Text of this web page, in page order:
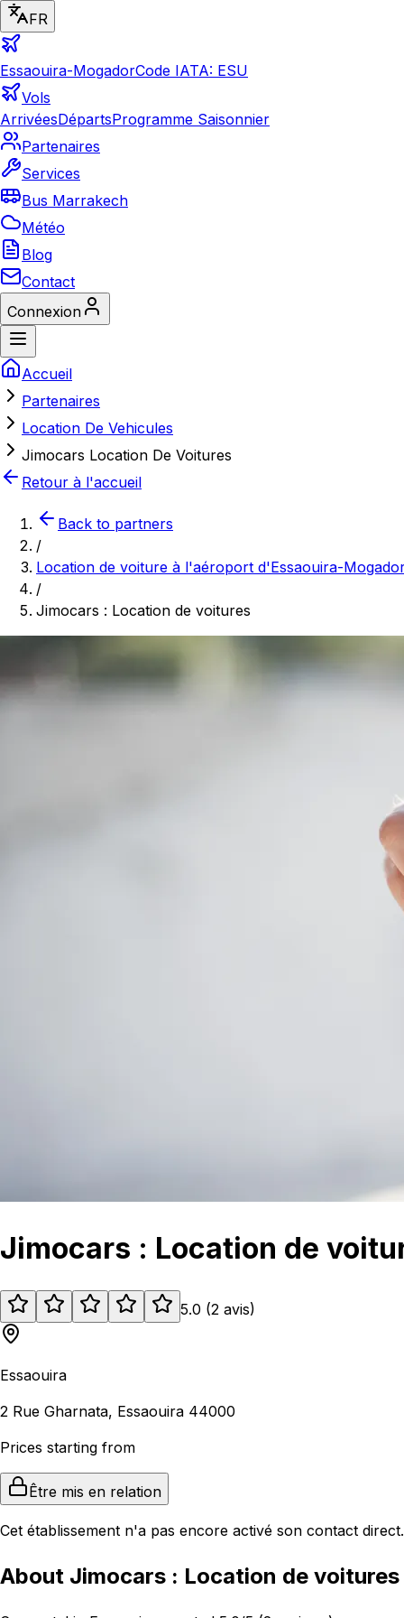
FR
Essaouira-MogadorCode IATA: ESU
Vols
ArrivéesDépartsProgramme Saisonnier
Partenaires
Services
Bus Marrakech
Météo
Blog
Contact
Connexion
Accueil
Partenaires
Location De Vehicules
Jimocars Location De Voitures
Retour à l'accueil
Back to partners
/
Location de voiture à l'aéroport d'Essaouira-
/
Jimocars : Location de voitures
Jimocars : Location de
5.0 (2 avis)
Essaouira
2 Rue Gharnata, Essaouira 44000
Prices starting from
Être mis en relation
Cet établissement n'a pas encore activé son contact direct.
About Jimocars : Location de voitures